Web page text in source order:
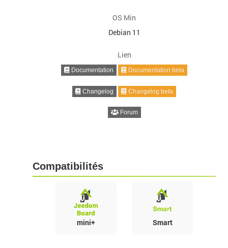
OS Min
Debian 11
Lien
Documentation Documentation beta
Changelog Changelog beta
Forum
Compatibilités
mini+ Smart